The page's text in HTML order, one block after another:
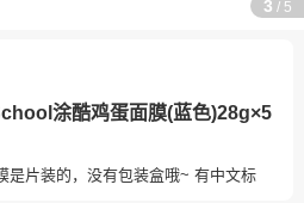
3 / 5
涂酷鸡蛋面膜(蓝色)28g×5
是片装的，没有包装盒哦~ 有中文标